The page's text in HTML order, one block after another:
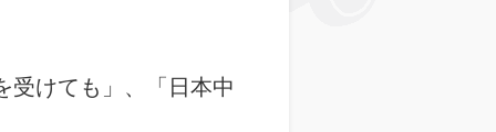
受けても」、「日本中